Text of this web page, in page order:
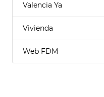
Valencia Ya
Vivienda
Web FDM